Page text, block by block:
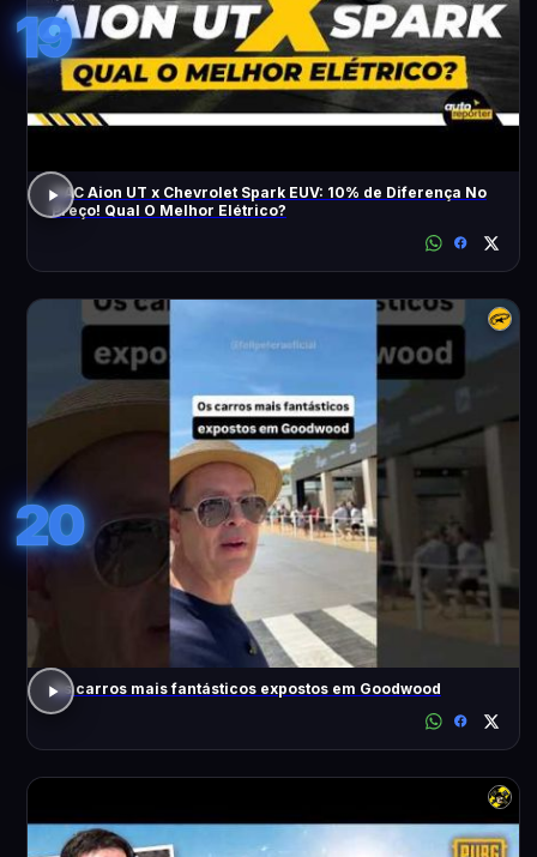
19
GAC Aion UT x Chevrolet Spark EUV: 10% de Diferença No
Preço! Qual O Melhor Elétrico?
20
Os carros mais fantásticos expostos em Goodwood